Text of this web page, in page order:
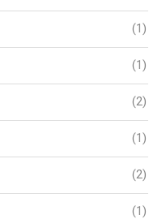
(1)
(1)
(2)
(1)
(2)
(1)